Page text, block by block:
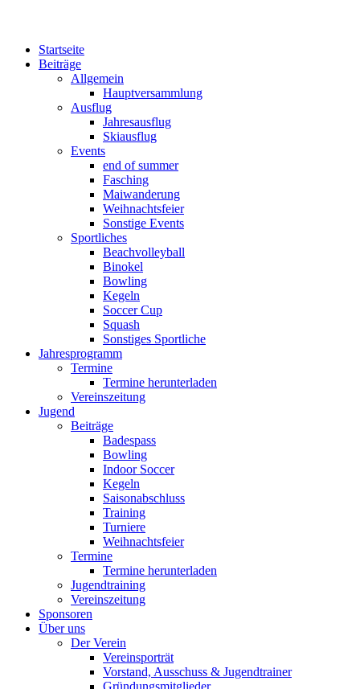
Startseite
Beiträge
Allgemein
Hauptversammlung
Ausflug
Jahresausflug
Skiausflug
Events
end of summer
Fasching
Maiwanderung
Weihnachtsfeier
Sonstige Events
Sportliches
Beachvolleyball
Binokel
Bowling
Kegeln
Soccer Cup
Squash
Sonstiges Sportliche
Jahresprogramm
Termine
Termine herunterladen
Vereinszeitung
Jugend
Beiträge
Badespass
Bowling
Indoor Soccer
Kegeln
Saisonabschluss
Training
Turniere
Weihnachtsfeier
Termine
Termine herunterladen
Jugendtraining
Vereinszeitung
Sponsoren
Über uns
Der Verein
Vereinsporträt
Vorstand, Ausschuss & Jugendtrainer
Gründungsmitglieder